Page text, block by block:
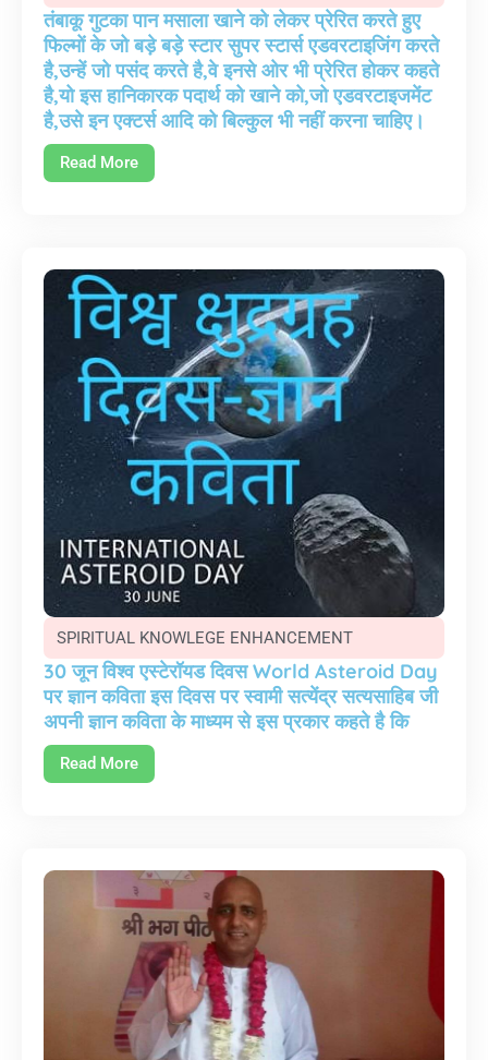
तंबाकू गुटका पान मसाला खाने को लेकर प्रेरित करते हुए
फिल्मों के जो बड़े बड़े स्टार सुपर स्टार्स एडवरटाइजिंग करते
है,उन्हें जो पसंद करते है,वे इनसे ओर भी प्रेरित होकर कहते
है,यो इस हानिकारक पदार्थ को खाने को,जो एडवरटाइजमेंट
है,उसे इन एक्टर्स आदि को बिल्कुल भी नहीं करना चाहिए।
Read More
SPIRITUAL KNOWLEGE ENHANCEMENT
30 जून विश्व एस्टेरॉयड दिवस World Asteroid Day
पर ज्ञान कविता इस दिवस पर स्वामी सत्येंद्र सत्यसाहिब जी
अपनी ज्ञान कविता के माध्यम से इस प्रकार कहते है कि
Read More